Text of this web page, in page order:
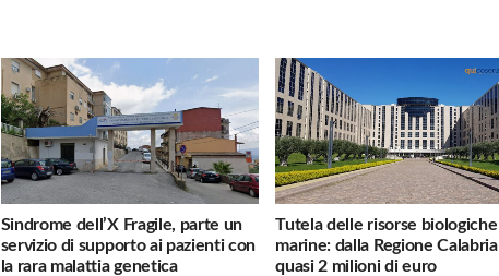
Sindrome dell’X Fragile, parte un
servizio di supporto ai pazienti con
la rara malattia genetica
Tutela delle risorse biologiche
marine: dalla Regione Calabria
quasi 2 milioni di euro